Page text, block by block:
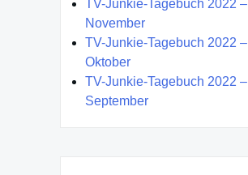
TV-Junkie-Tagebuch 2022 –
November
TV-Junkie-Tagebuch 2022 –
Oktober
TV-Junkie-Tagebuch 2022 –
September